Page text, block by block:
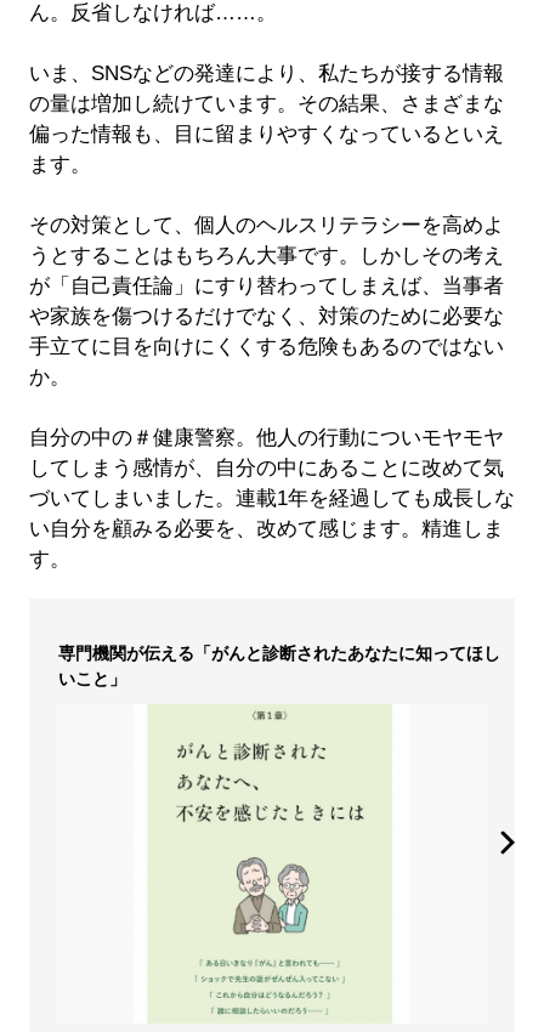
ん。反省しなければ……。
いま、SNSなどの発達により、私たちが接する情報
の量は増加し続けています。その結果、さまざまな
偏った情報も、目に留まりやすくなっているといえ
ます。
その対策として、個人のヘルスリテラシーを高めよ
うとすることはもちろん大事です。しかしその考え
が「自己責任論」にすり替わってしまえば、当事者
や家族を傷つけるだけでなく、対策のために必要な
手立てに目を向けにくくする危険もあるのではない
か。
自分の中の＃健康警察。他人の行動についモヤモヤ
してしまう感情が、自分の中にあることに改めて気
づいてしまいました。連載1年を経過しても成長しな
い自分を顧みる必要を、改めて感じます。精進しま
す。
専門機関が伝える「がんと診断されたあなたに知ってほし
いこと」